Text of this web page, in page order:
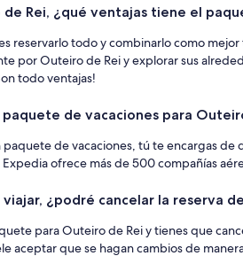
Rei, ¿qué ventajas tiene el
reservarlo todo y combinarlo como
por Outeiro de Rei y explorar sus
todo ventajas!
de vacaciones para
paquete de vacaciones, tú te encargas
ofrece más de 500 compañías
¿podré cancelar la reserva
para Outeiro de Rei y tienes que
aceptar que se hagan cambios de